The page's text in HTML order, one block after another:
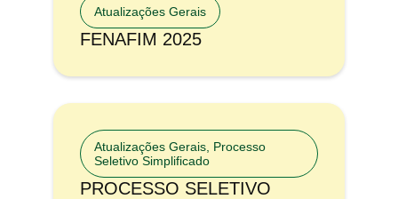
Atualizações Gerais
FENAFIM 2025
Atualizações Gerais Processo
Seletivo Simplificado
PROCESSO SELETIVO